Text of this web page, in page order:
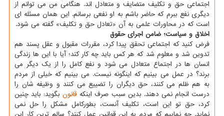
اجتماعی حق و تکلیف متضایف و متعادل اند. هنگامی من می توانم از
دیگری نفع ببرم که حاضر باشم به او نفعی برسانم. این همان مسئله ای
است که در محاورات علمی به آن «تعادل حق و تکلیف» گفته می شود.
اخلاق و سیاست؛ ضامن اجرای حقوق
فرض کنید که اجتماعی تحقق پیدا کرد، مقررات مقبول و عقل پسند هم
تدوین شد و معلوم شد که هر کس باید چه کار کند؛ آیا با این ها زندگی
انسان ها در اجتماع متعادل می شود و نفع کامل را از یک دیگر می
برند؟ در عمل می بینیم که اینگونه نیست. می بینیم که خیلی از مردم
به هم ظلم می کنند، حق دیگران را تضییع می کنند و وظیفه شان را
درست انجام نمی دهند. بدین سبب صرف اینکه قانونبگوید: باید چنین
کرد، حق تو این است، تکلیف آنست، بطورکامل مشکل را حل نمی
نماید. چه نماییم که مردم به این قوانین عمل کنند؟ سالم ترین کار این